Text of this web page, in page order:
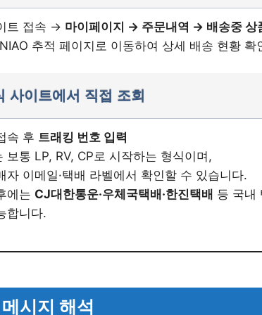
트 접속 → 마이페이지 → 주문내역 → 배송중 상
추적 페이지로 이동하여 상세 배송 현황 확
사이트에서 직접 조회
속 후 트래킹 번호 입력
보통 LP, RV, CP로 시작하는 형식이며,
자 이메일·택배 라벨에서 확인할 수 있습니다.
에는 CJ대한통운·우체국택배·한진택배 등 국내
합니다.
시지 해석